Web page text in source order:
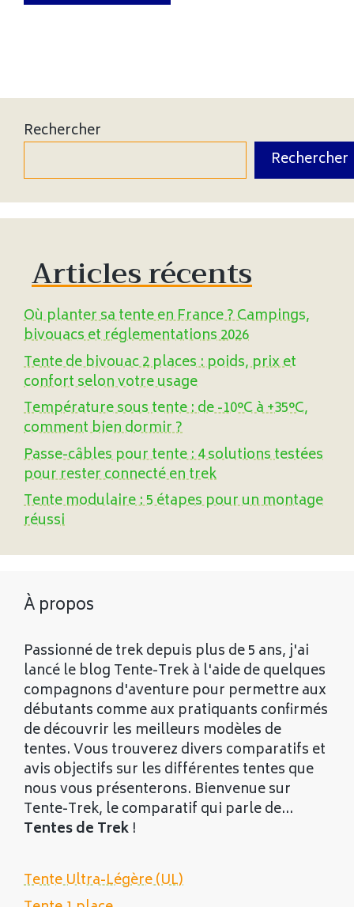
Rechercher
Rechercher
Articles récents
Où planter sa tente en France ? Campings,
bivouacs et réglementations 2026
Tente de bivouac 2 places : poids, prix et
confort selon votre usage
Température sous tente : de -10°C à +35°C,
comment bien dormir ?
Passe-câbles pour tente : 4 solutions testées
pour rester connecté en trek
Tente modulaire : 5 étapes pour un montage
réussi
À propos
Passionné de trek depuis plus de 5 ans, j'ai
lancé le blog Tente-Trek à l'aide de quelques
compagnons d'aventure pour permettre aux
débutants comme aux pratiquants confirmés
de découvrir les meilleurs modèles de
tentes. Vous trouverez divers comparatifs et
avis objectifs sur les différentes tentes que
nous vous présenterons. Bienvenue sur
Tente-Trek, le comparatif qui parle de...
Tentes de Trek !
Tente Ultra-Légère (UL)